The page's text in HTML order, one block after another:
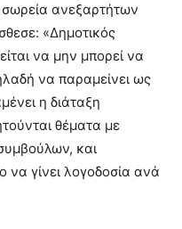
σωρεία ανεξαρτήτων
«Δημοτικός
να μην μπορεί να
να παραμείνει ως
η διάταξη
θέματα με
και
να γίνει λογοδοσία ανά